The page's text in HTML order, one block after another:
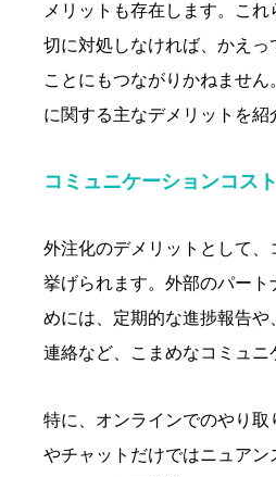
メリットも存在します。こ
切に対処しなければ、かえ
ことにもつながりかねませ
に関する主なデメリットを紹
コミュニケーションコス
外注化のデメリットとして
挙げられます。外部のパー
めには、定期的な進捗報告
連絡など、こまめなコミュ
特に、オンラインでのやり
やチャットだけではニュア